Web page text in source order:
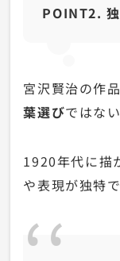
POINT2.
宮沢賢治の作
葉選びではな
1920年代に描
や表現が独特で